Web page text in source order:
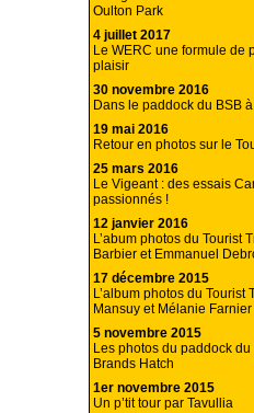
Oulton Park
4 juillet 2017
Le WERC une formule de
plaisir
30 novembre 2016
Dans le paddock du BSB
19 mai 2016
Retour en photos sur le
25 mars 2016
Le Vigeant : des essais
passionnés !
12 janvier 2016
L’abum photos du Tourist
Barbier et Emmanuel
17 décembre 2015
L’album photos du Tourist
Mansuy et Mélanie Farnier
5 novembre 2015
Les photos du paddock
Brands Hatch
1er novembre 2015
Un p’tit tour par Tavullia